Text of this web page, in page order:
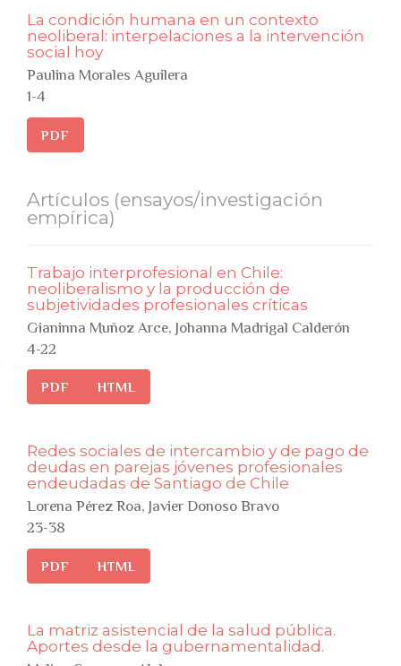
La condición humana en un contexto
neoliberal: interpelaciones a la intervención
social hoy
Paulina Morales Aguilera
1-4
PDF
Artículos (ensayos/investigación
empírica)
Trabajo interprofesional en Chile:
neoliberalismo y la producción de
subjetividades profesionales críticas
Gianinna Muñoz Arce, Johanna Madrigal Calderón
4-22
PDF HTML
Redes sociales de intercambio y de pago de
deudas en parejas jóvenes profesionales
endeudadas de Santiago de Chile
Lorena Pérez Roa, Javier Donoso Bravo
23-38
PDF HTML
La matriz asistencial de la salud pública.
Aportes desde la gubernamentalidad.